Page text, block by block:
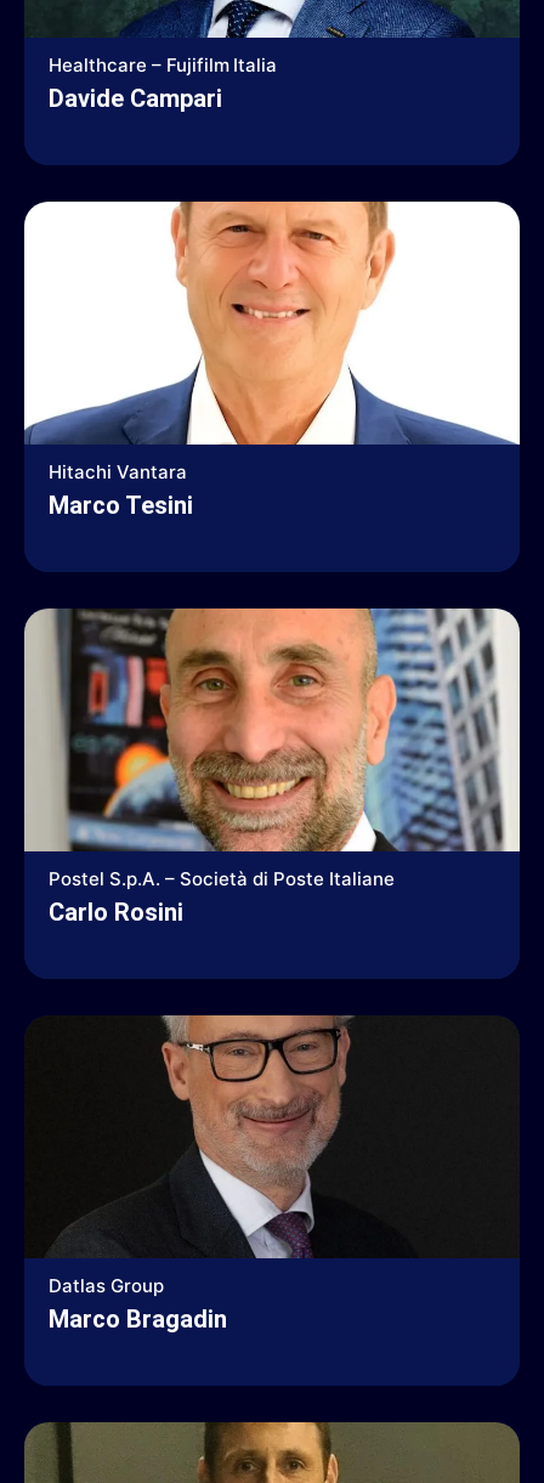
Healthcare – Fujifilm Italia
Davide Campari
Hitachi Vantara
Marco Tesini
Postel S.p.A. – Società di Poste Italiane
Carlo Rosini
Datlas Group
Marco Bragadin